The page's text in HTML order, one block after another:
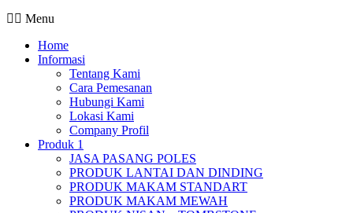
Menu
Home
Informasi
Tentang Kami
Cara Pemesanan
Hubungi Kami
Lokasi Kami
Company Profil
Produk 1
JASA PASANG POLES
PRODUK LANTAI DAN DINDING
PRODUK MAKAM STANDART
PRODUK MAKAM MEWAH